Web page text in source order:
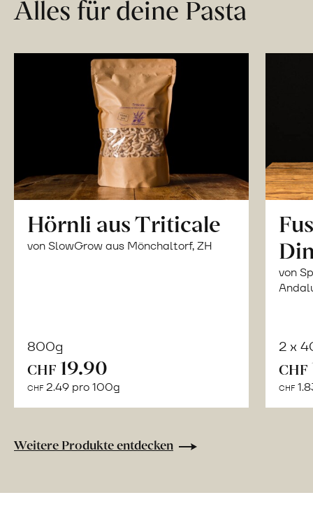
Alles für deine Pasta
Hörnli aus Triticale
von SlowGrow aus Mönchaltorf, ZH
800g
CHF 19.90
CHF 2.49 pro 100g
von
2 x
CHF
CHF
Weitere Produkte entdecken